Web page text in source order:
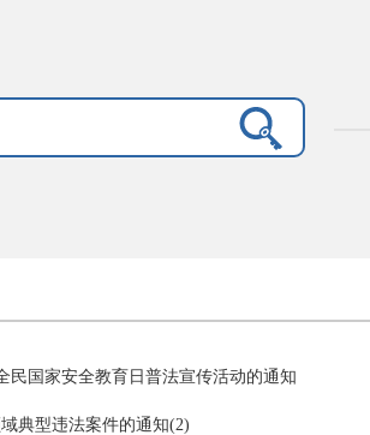
民国家安全教育日普法宣传活动的通知
典型违法案件的通知(2)